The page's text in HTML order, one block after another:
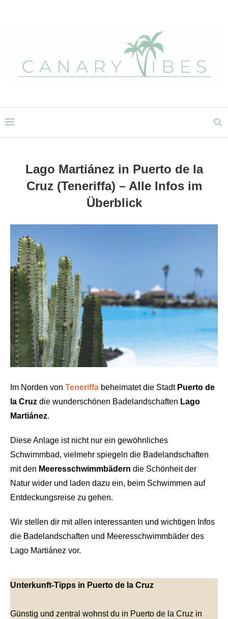
Lago Martiánez in Puerto de la
Cruz (Teneriffa) – Alle Infos im
Überblick
Im Norden von Teneriffa beheimatet die Stadt Puerto de
la Cruz die wunderschönen Badelandschaften Lago
Martiánez.
Diese Anlage ist nicht nur ein gewöhnliches
Schwimmbad, vielmehr spiegeln die Badelandschaften
mit den Meeresschwimmbädern die Schönheit der
Natur wider und laden dazu ein, beim Schwimmen auf
Entdeckungsreise zu gehen.
Wir stellen dir mit allen interessanten und wichtigen Infos
die Badelandschaften und Meeresschwimmbäder des
Lago Martiánez vor.
Unterkunft-Tipps in Puerto de la Cruz
Günstig und zentral wohnst du in Puerto de la Cruz in